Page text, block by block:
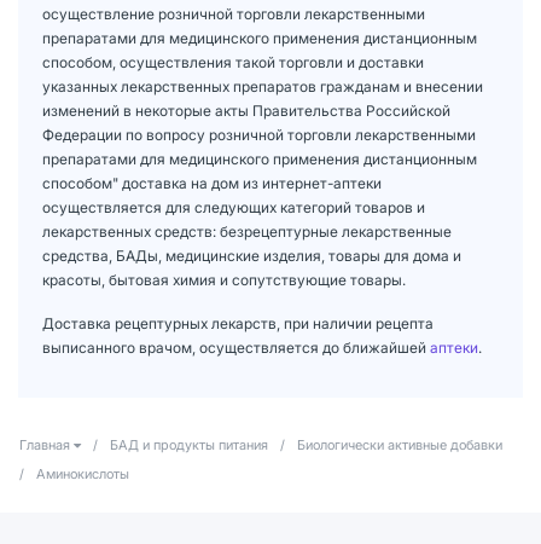
осуществление розничной торговли лекарственными
препаратами для медицинского применения дистанционным
способом, осуществления такой торговли и доставки
указанных лекарственных препаратов гражданам и внесении
изменений в некоторые акты Правительства Российской
Федерации по вопросу розничной торговли лекарственными
препаратами для медицинского применения дистанционным
способом" доставка на дом из интернет-аптеки
осуществляется для следующих категорий товаров и
лекарственных средств: безрецептурные лекарственные
средства, БАДы, медицинские изделия, товары для дома и
красоты, бытовая химия и сопутствующие товары.
Доставка рецептурных лекарств, при наличии рецепта
выписанного врачом, осуществляется до ближайшей аптеки.
Главная / БАД и продукты питания /
Биологически активные добавки
/
Аминокислоты